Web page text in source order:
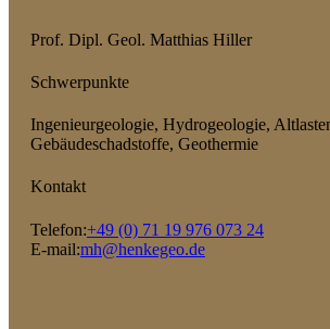
Prof. Dipl. Geol. Matthias Hiller
Schwerpunkte
Ingenieurgeologie, Hydrogeologie,
Gebäudeschadstoffe, Geothermie
Kontakt
Telefon:+49 (0) 71 19 976 073 24
E-mail:mh@henkegeo.de